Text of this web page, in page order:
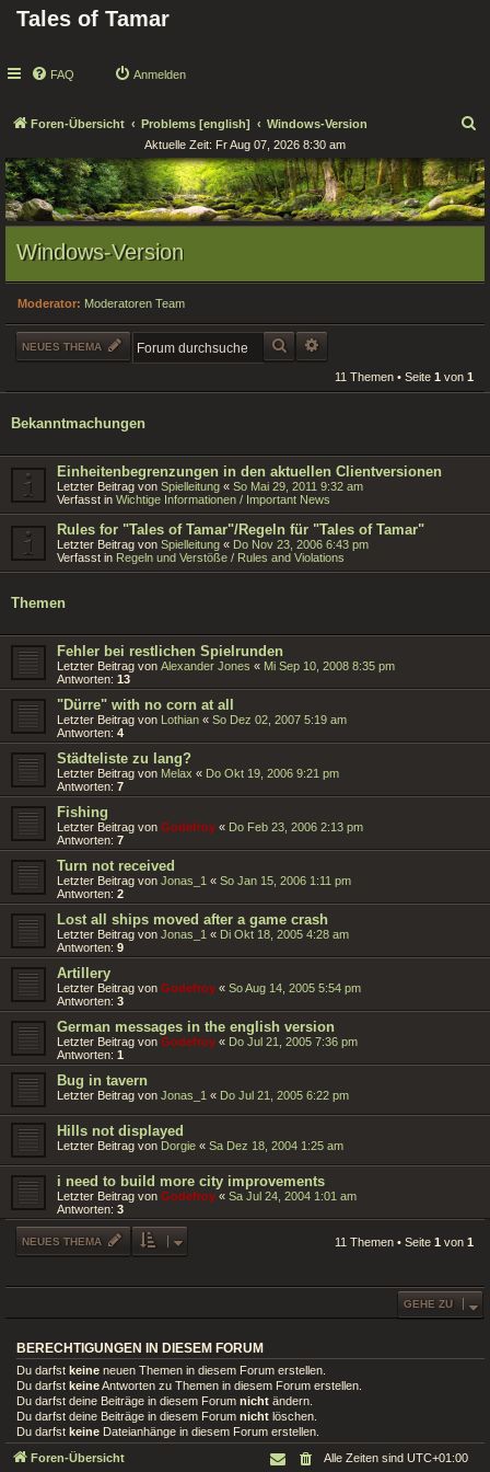
Tales of Tamar
FAQ Anmelden
Foren-Übersicht Problems [english] Windows-Version
c
h
e
Aktuelle Zeit: Fr Aug 07, 2026 8:30 am
Windows-Version
Moderator: Moderatoren Team
NEUES THEMA SUCHE
11 Themen • Seite 1 von 1
Bekanntmachungen
Einheitenbegrenzungen in den aktuellen Clientversionen
Letzter Beitrag von Spielleitung « So Mai 29, 2011 9:32 am
Verfasst in Wichtige Informationen / Important News
Rules for "Tales of Tamar"/Regeln für "Tales of Tamar"
Letzter Beitrag von Spielleitung « Do Nov 23, 2006 6:43 pm
Verfasst in Regeln und Verstöße / Rules and Violations
Themen
Fehler bei restlichen Spielrunden
Letzter Beitrag von Alexander Jones « Mi Sep 10, 2008 8:35 pm
Antworten: 13
"Dürre" with no corn at all
Letzter Beitrag von Lothian « So Dez 02, 2007 5:19 am
Antworten: 4
Städteliste zu lang?
Letzter Beitrag von Melax « Do Okt 19, 2006 9:21 pm
Antworten: 7
Fishing
Letzter Beitrag von Godefroy « Do Feb 23, 2006 2:13 pm
Antworten: 7
Turn not received
Letzter Beitrag von Jonas_1 « So Jan 15, 2006 1:11 pm
Antworten: 2
Lost all ships moved after a game crash
Letzter Beitrag von Jonas_1 « Di Okt 18, 2005 4:28 am
Antworten: 9
Artillery
Letzter Beitrag von Godefroy « So Aug 14, 2005 5:54 pm
Antworten: 3
German messages in the english version
Letzter Beitrag von Godefroy « Do Jul 21, 2005 7:36 pm
Antworten: 1
Bug in tavern
Letzter Beitrag von Jonas_1 « Do Jul 21, 2005 6:22 pm
Hills not displayed
Letzter Beitrag von Dorgie « Sa Dez 18, 2004 1:25 am
i need to build more city improvements
Letzter Beitrag von Godefroy « Sa Jul 24, 2004 1:01 am
Antworten: 3
NEUES THEMA 11 Themen • Seite 1 von 1
GEHE ZU
BERECHTIGUNGEN IN DIESEM FORUM
Du darfst keine neuen Themen in diesem Forum erstellen.
Du darfst keineAntworten zu Themen in diesem Forum erstellen.
Du darfst deine Beiträge in diesem Forum nicht ändern.
Du darfst deine Beiträge in diesem Forum nicht löschen.
Du darfst keine Dateianhänge in diesem Forum erstellen.
Foren-Übersicht Alle Zeiten sind UTC+01:00